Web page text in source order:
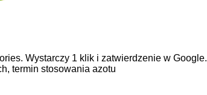
Wystarczy 1 klik i zatwierdzenie w Google.
termin stosowania azotu